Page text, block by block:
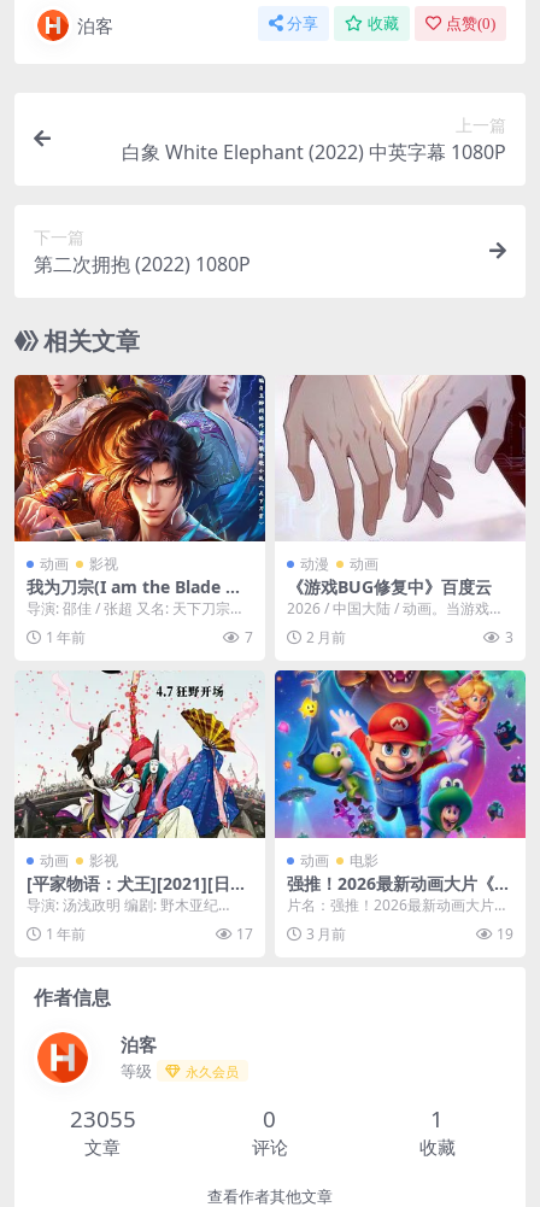
泊客 分享 收藏 点赞(0)
上一篇
白象 White Elephant (2022) 中英字幕 1080P
下一篇
第二次拥抱 (2022) 1080P
相关文章
动画 影视
我为刀宗(I am the Blade Ma
ster)-2025-至今-动画/武侠-免
费下载 🇨🇳国产武侠动漫，一
个一心只想成为天下第一刀客
成为了没落刀宗的唯一传人，
振兴宗门的重任落在了他的肩
上🇨🇳｜
导演: 邵佳 / 张超 又名: 天下刀宗
（小说名） / 我为刀宗 3D动画版
资...1 年前 7
动漫 动画
《游戏BUG修复中》百度云
2026 / 中国大陆 / 动画。当游戏策
划江城突然被拉进自己精心打造的
数字世界...
2 月前 3
动画 影视
[平家物语：犬王][2021][日语
中字][1080P超清 下载夸克网
盘
导演: 汤浅政明 编剧: 野木亚纪
子 / 古川日出男 主演: 蔷薇园啊
呜 / 森...
1 年前 17
动画 电影
强推！2026最新动画大片《超
级马力欧银河大电影》中字高
清版 日本/美国联合制作 精彩
喜剧/动画/奇幻/冒险 限时免
片名：强推！2026最新动画大片
《超级马力欧银河大电影》中字高
清版 日本/美国联...
3 月前 19
作者信息
泊客
等级 永久会员
23055
文章
0
评论
1
收藏
查看作者其他文章